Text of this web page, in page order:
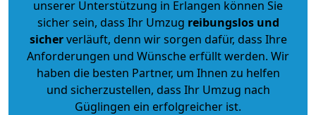
unserer Unterstützung in Erlangen können Sie
sicher sein, dass Ihr Umzug reibungslos und
sicherverläuft, denn wir sorgen dafür, dass Ihre
Anforderungen und Wünsche erfüllt werden. Wir
haben die besten Partner, um Ihnen zu helfen
und sicherzustellen, dass Ihr Umzug nach
Güglingen ein erfolgreicher ist.